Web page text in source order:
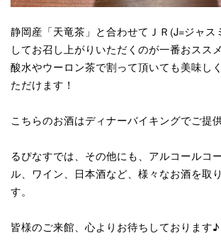
静岡産「天竜茶」と合わせてＪＲ(J=ジャス
してお召し上がりいただくのが一番おスス
酸水やウーロン茶で割って頂いても美味し
ただけます！
こちらのお酒はディナーバイキングでご提
るぴなすでは、その他にも、アルコールコ
ル、ワイン、日本酒など、様々なお酒を取
す。
皆様のご来館、心よりお待ちしております♪